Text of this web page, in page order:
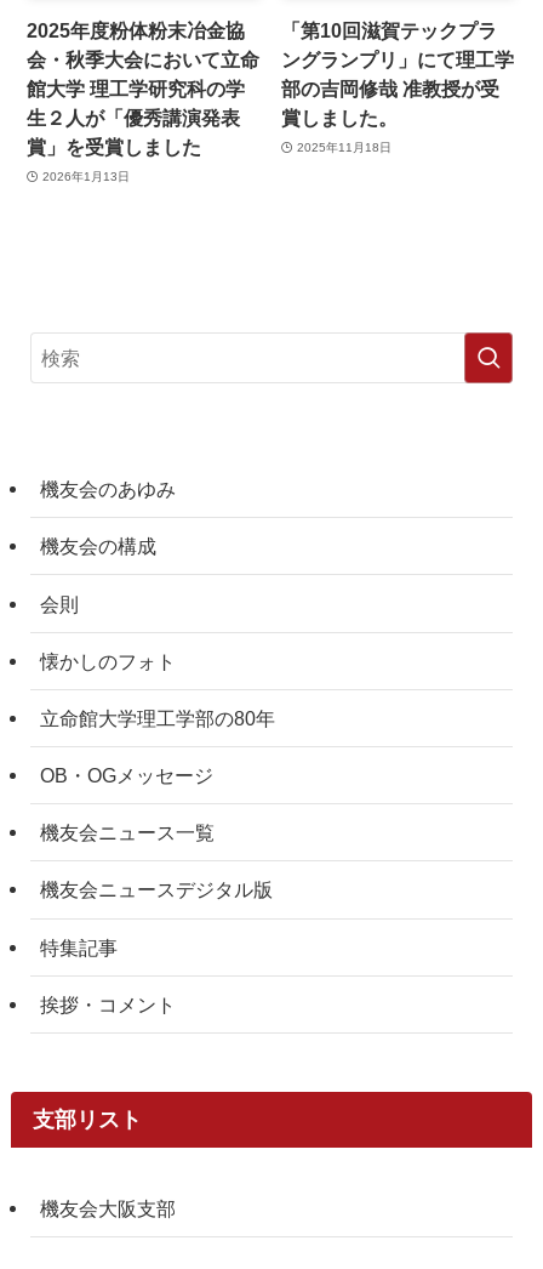
2025年度粉体粉末冶金協
会・秋季大会において立命
館大学 理工学研究科の学
生２人が「優秀講演発表
賞」を受賞しました
2026年1月13日
「第10回滋賀テックプラ
ングランプリ」にて理工学
部の吉岡修哉 准教授が受
賞しました。
2025年11月18日
機友会のあゆみ
機友会の構成
会則
懐かしのフォト
立命館大学理工学部の80年
OB・OGメッセージ
機友会ニュース一覧
機友会ニュースデジタル版
特集記事
挨拶・コメント
支部リスト
機友会大阪支部